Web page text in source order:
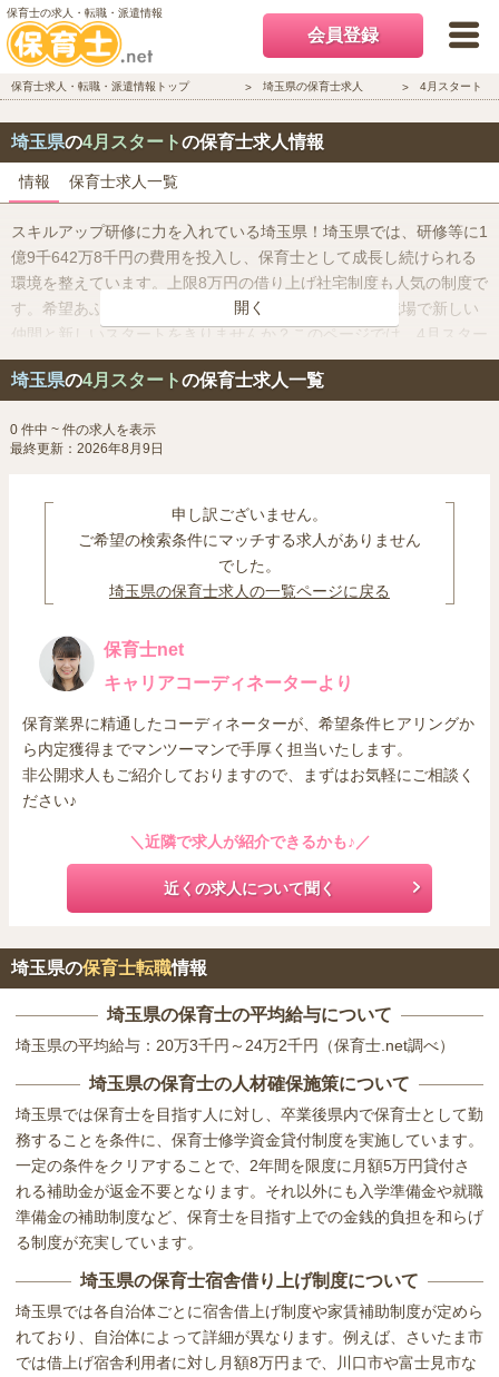
保育士の求人・転職・派遣情報
会員登録
保育士求人・転職・派遣情報トップ 埼玉県の保育士求人 4月スタート
埼玉県の4月スタートの保育士求人情報
情報 保育士求人一覧
スキルアップ研修に力を入れている埼玉県！埼玉県では、研修等に1
億9千642万8千円の費用を投入し、保育士として成長し続けられる
環境を整えています。上限8万円の借り上げ社宅制度も人気の制度で
す。希望あふれる「新年度」のタイミングで、新しい職場で新しい
仲間と新しいスタートをきりませんか？このページでは、4月スター
トの求人を集めました。
開く
埼玉県の4月スタートの保育士求人一覧
0 件中 ~ 件の求人を表示
最終更新：2026年8月9日
申し訳ございません。
ご希望の検索条件にマッチする求人がありません
でした。
埼玉県の保育士求人の一覧ページに戻る
保育士net
キャリアコーディネーターより
保育業界に精通したコーディネーターが、希望条件ヒアリングか
ら内定獲得までマンツーマンで手厚く担当いたします。
非公開求人もご紹介しておりますので、まずはお気軽にご相談く
ださい♪
＼近隣で求人が紹介できるかも♪／
近くの求人について聞く
埼玉県の保育士転職情報
埼玉県の保育士の平均給与について
埼玉県の平均給与：20万3千円～24万2千円（保育士.net調べ）
埼玉県の保育士の人材確保施策について
埼玉県では保育士を目指す人に対し、卒業後県内で保育士として勤
務することを条件に、保育士修学資金貸付制度を実施しています。
一定の条件をクリアすることで、2年間を限度に月額5万円貸付さ
れる補助金が返金不要となります。それ以外にも入学準備金や就職
準備金の補助制度など、保育士を目指す上での金銭的負担を和らげ
る制度が充実しています。
埼玉県の保育士宿舎借り上げ制度について
埼玉県では各自治体ごとに宿舎借上げ制度や家賃補助制度が定めら
れており、自治体によって詳細が異なります。例えば、さいたま市
では借上げ宿舎利用者に対し月額8万円まで、川口市や富士見市な